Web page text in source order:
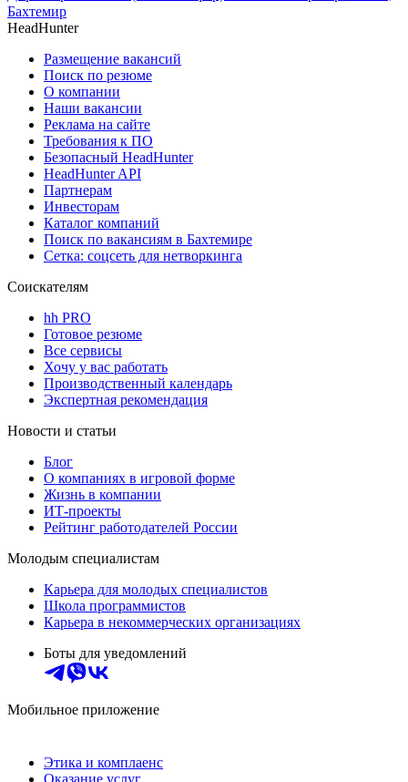
Бахтемир
HeadHunter
Размещение вакансий
Поиск по резюме
О компании
Наши вакансии
Реклама на сайте
Требования к ПО
Безопасный HeadHunter
HeadHunter API
Партнерам
Инвесторам
Каталог компаний
Поиск по вакансиям в Бахтемире
Сетка: соцсеть для нетворкинга
Соискателям
hh PRO
Готовое резюме
Все сервисы
Хочу у вас работать
Производственный календарь
Экспертная рекомендация
Новости и статьи
Блог
О компаниях в игровой форме
Жизнь в компании
ИТ-проекты
Рейтинг работодателей России
Молодым специалистам
Карьера для молодых специалистов
Школа программистов
Карьера в некоммерческих организациях
Боты для уведомлений
Мобильное приложение
Этика и комплаенс